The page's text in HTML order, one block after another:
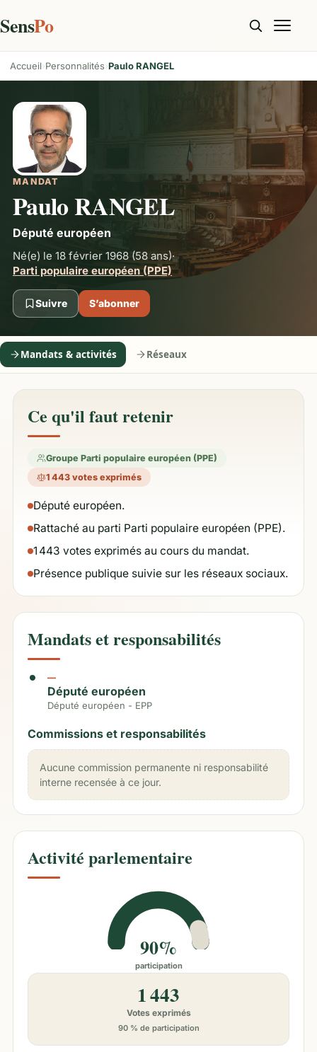
SensPo
Accueil Personnalités Paulo RANGEL
MANDAT
Paulo RANGEL
Député européen
Né(e) le 18 février 1968 (58 ans)·
Parti populaire européen (PPE)
Suivre S’abonner
Mandats & activités Réseaux
Ce qu'il faut retenir
Groupe Parti populaire européen (PPE)
1 443 votes exprimés
Député européen.
Rattaché au parti Parti populaire européen (PPE).
1 443 votes exprimés au cours du mandat.
Présence publique suivie sur les réseaux sociaux.
Mandats et responsabilités
—
Député européen
Député européen - EPP
Commissions et responsabilités
Aucune commission permanente ni responsabilité
interne recensée à ce jour.
Activité parlementaire
90%
participation
1 443
Votes exprimés
90 % de participation